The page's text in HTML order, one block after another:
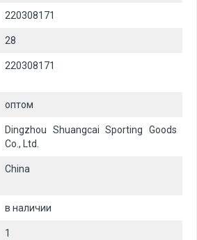
220308171
28
220308171
оптом
Dingzhou Shuangcai Sporting Goods
Co., Ltd.
China
в наличии
1